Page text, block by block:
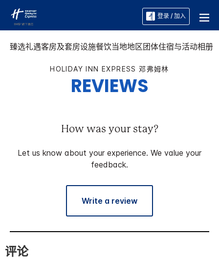
登录 / 加入
臻选礼遇客房及套房设施餐饮当地地区团体住宿与活动相册
HOLIDAY INN EXPRESS 邓弗姆林
REVIEWS
How was your stay?
Let us know about your experience. We value your
feedback.
Write a review